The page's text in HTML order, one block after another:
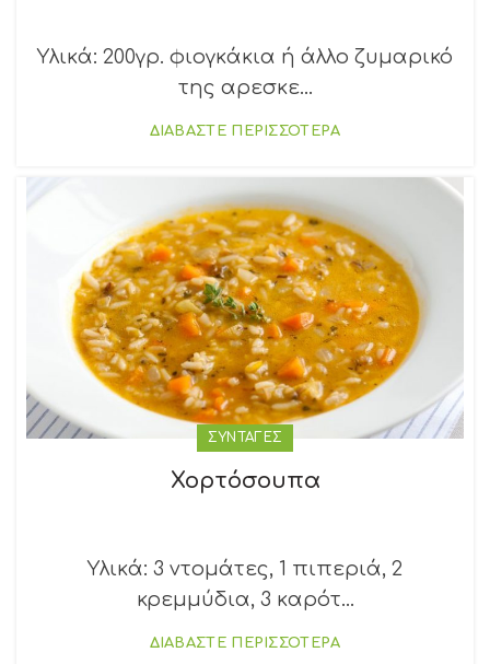
Υλικά: 200γρ. φιογκάκια ή άλλο ζυμαρικό
της αρεσκε...
ΔΙΑΒΑΣΤΕ ΠΕΡΙΣΣΟΤΕΡΑ
ΣΥΝΤΑΓΕΣ
Χορτόσουπα
Υλικά: 3 ντομάτες, 1 πιπεριά, 2
κρεμμύδια, 3 καρότ...
ΔΙΑΒΑΣΤΕ ΠΕΡΙΣΣΟΤΕΡΑ